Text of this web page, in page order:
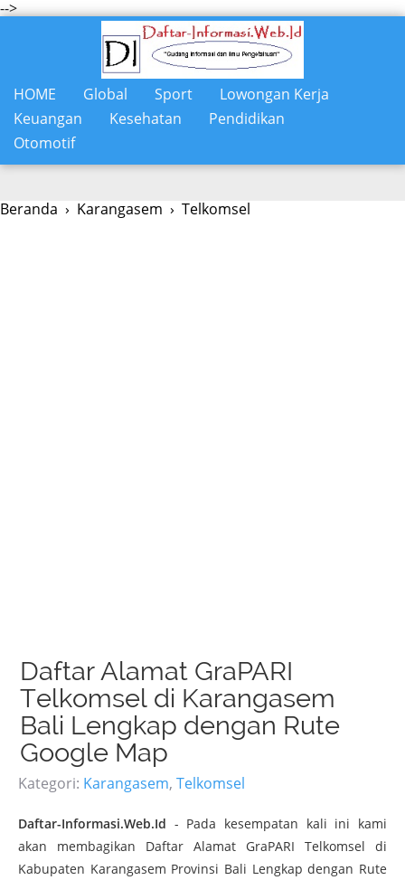
-->
HOME Global Sport
Lowongan Kerja
Keuangan
Kesehatan
Pendidikan
Otomotif
Beranda › Karangasem › Telkomsel
Daftar Alamat GraPARI
Telkomsel di Karangasem
Bali Lengkap dengan Rute
Google Map
Kategori: Karangasem, Telkomsel
Daftar-Informasi.Web.Id - Pada kesempatan kali ini kami
akan membagikan Daftar Alamat GraPARI Telkomsel di
Kabupaten Karangasem Provinsi Bali Lengkap dengan Rute